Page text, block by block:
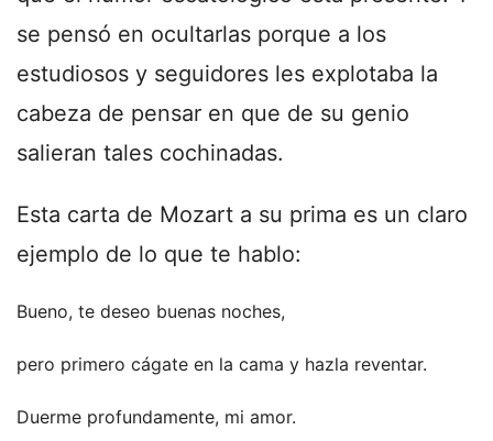
se pensó en ocultarlas porque a los
estudiosos y seguidores les explotaba la
cabeza de pensar en que de su genio
salieran tales cochinadas.
Esta carta de Mozart a su prima es un claro
ejemplo de lo que te hablo:
Bueno, te deseo buenas noches,
pero primero cágate en la cama y hazla reventar.
Duerme profundamente, mi amor.